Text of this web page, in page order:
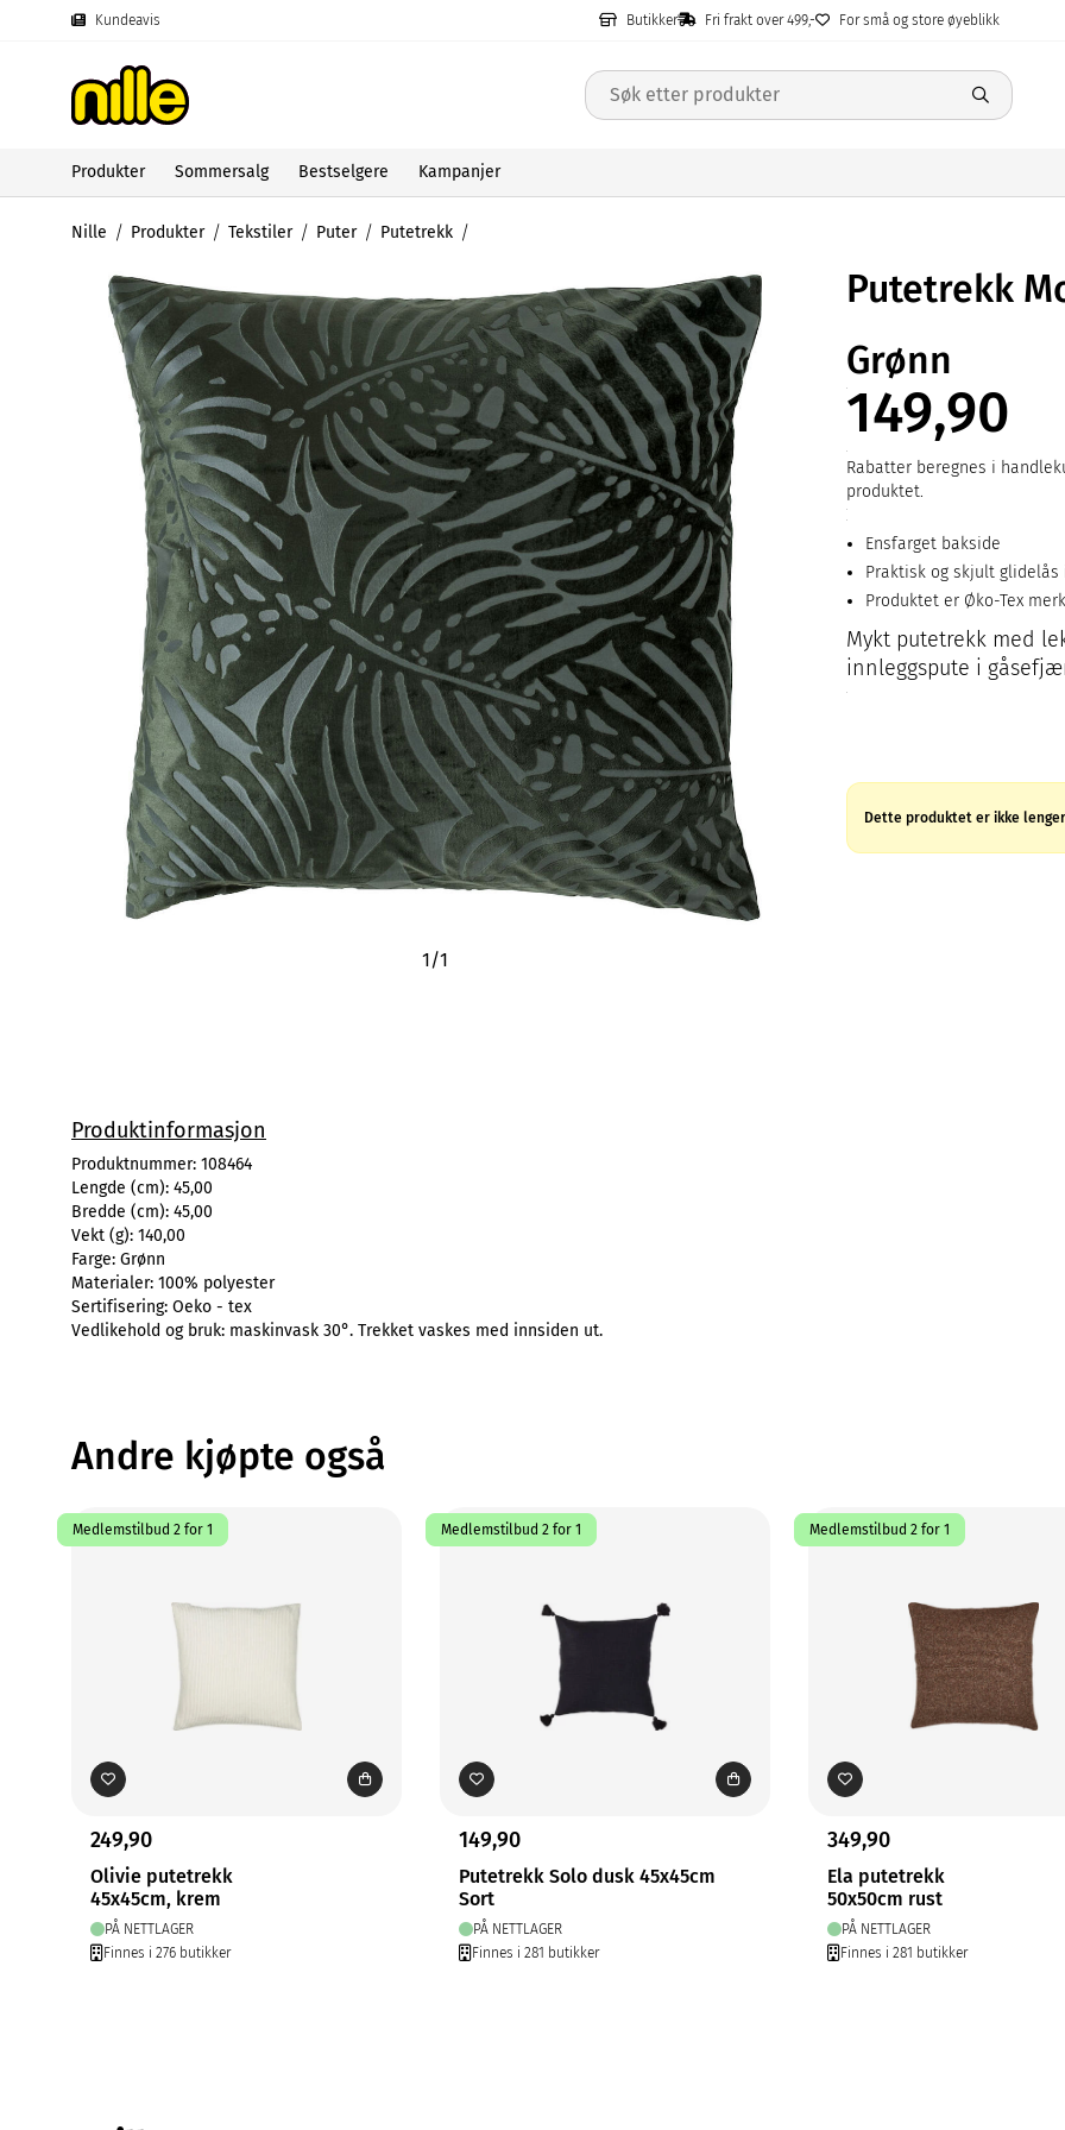
Kundeavis Butikker Fri frakt over 499,- For små og store øyeblikk
Produkter Sommersalg Bestselgere Kampanjer
Nille Produkter Tekstiler Puter Putetrekk
1/1
Putetrekk
Grønn
149,90
Rabatter beregnes i
produktet.
Ensfarget bakside
Praktisk og skjult glidelås
Produktet er Øko-Tex
Mykt putetrekk med
innleggspute i
Dette produktet er ikke
Produktinformasjon
Produktnummer: 108464
Lengde (cm): 45,00
Bredde (cm): 45,00
Vekt (g): 140,00
Farge: Grønn
Materialer: 100% polyester
Sertifisering: Oeko - tex
Vedlikehold og bruk: maskinvask 30°. Trekket vaskes med innsiden ut.
Andre kjøpte også
Medlemstilbud 2 for 1
249,90
Olivie putetrekk
45x45cm, krem
PÅ NETTLAGER
Finnes i 276 butikker
Medlemstilbud 2 for 1
149,90
Putetrekk Solo dusk 45x45cm
Sort
PÅ NETTLAGER
Finnes i 281 butikker
Medlemstilbud 2 for 1
349,90
Ela putetrekk
50x50cm rust
PÅ NETTLAGER
Finnes i 281 butikker